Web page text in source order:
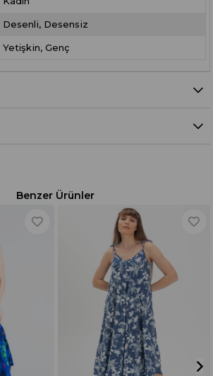
Desenli Desensiz
Yetişkin Genç
Benzer Ürünler